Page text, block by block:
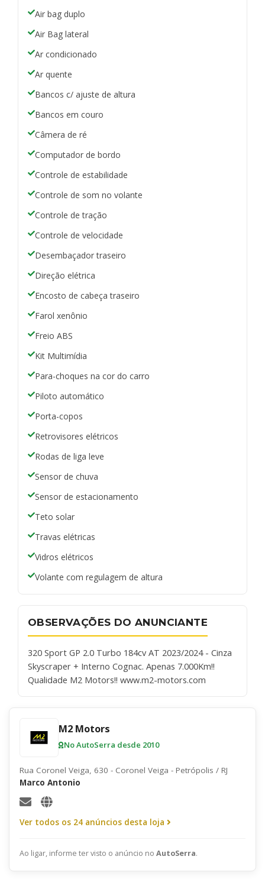
Air bag duplo
Air Bag lateral
Ar condicionado
Ar quente
Bancos c/ ajuste de altura
Bancos em couro
Câmera de ré
Computador de bordo
Controle de estabilidade
Controle de som no volante
Controle de tração
Controle de velocidade
Desembaçador traseiro
Direção elétrica
Encosto de cabeça traseiro
Farol xenônio
Freio ABS
Kit Multimídia
Para-choques na cor do carro
Piloto automático
Porta-copos
Retrovisores elétricos
Rodas de liga leve
Sensor de chuva
Sensor de estacionamento
Teto solar
Travas elétricas
Vidros elétricos
Volante com regulagem de altura
OBSERVAÇÕES DO ANUNCIANTE
320 Sport GP 2.0 Turbo 184cv AT 2023/2024 - Cinza
Skyscraper + Interno Cognac. Apenas 7.000Km!!
Qualidade M2 Motors!! www.m2-motors.com
M2 Motors
No AutoSerra desde 2010
Rua Coronel Veiga, 630 - Coronel Veiga - Petrópolis / RJ
Marco Antonio
Ver todos os 24 anúncios desta loja
Ao ligar, informe ter visto o anúncio no AutoSerra.